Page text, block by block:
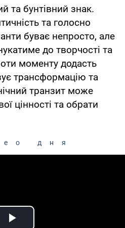
та бунтівний знак.
та голосно
буває непросто, але
до творчості та
моменту додасть
трансформацію та
транзит може
цінності та обрати
дня